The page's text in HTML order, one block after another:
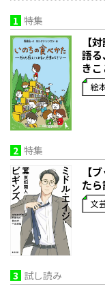
1 特集
【
語る
きこ
絵
2 特集
【
た
文
3 試し読み